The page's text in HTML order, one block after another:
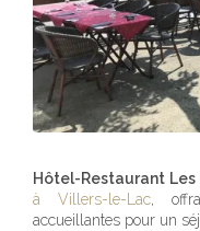
Hôtel-Restaurant Les
à Villers-le-Lac,
accueillantes pour un